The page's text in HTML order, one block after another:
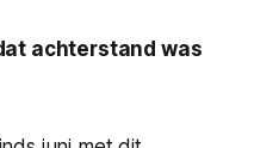
achterstand was